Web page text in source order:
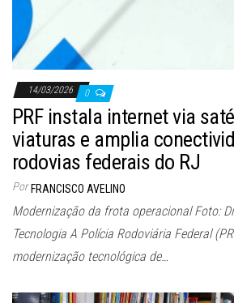
14/03/2026 0
PRF instala internet via
viaturas e amplia
rodovias federais do RJ
Por FRANCISCO AVELINO
Modernização da frota operacional Foto:
Tecnologia A Polícia Rodoviária Federal
modernização tecnológica de…